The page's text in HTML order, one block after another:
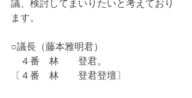
議、検討してまいりたいと考えており
ます。
○議長（藤本雅明君）
４番　林　　登君。
〔４番　林　　登君登壇〕